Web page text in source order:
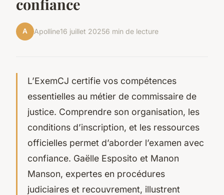
confiance
A Apolline16 juillet 20256 min de lecture
L’ExemCJ certifie vos compétences
essentielles au métier de commissaire de
justice. Comprendre son organisation, les
conditions d’inscription, et les ressources
officielles permet d’aborder l’examen avec
confiance. Gaëlle Esposito et Manon
Manson, expertes en procédures
judiciaires et recouvrement, illustrent